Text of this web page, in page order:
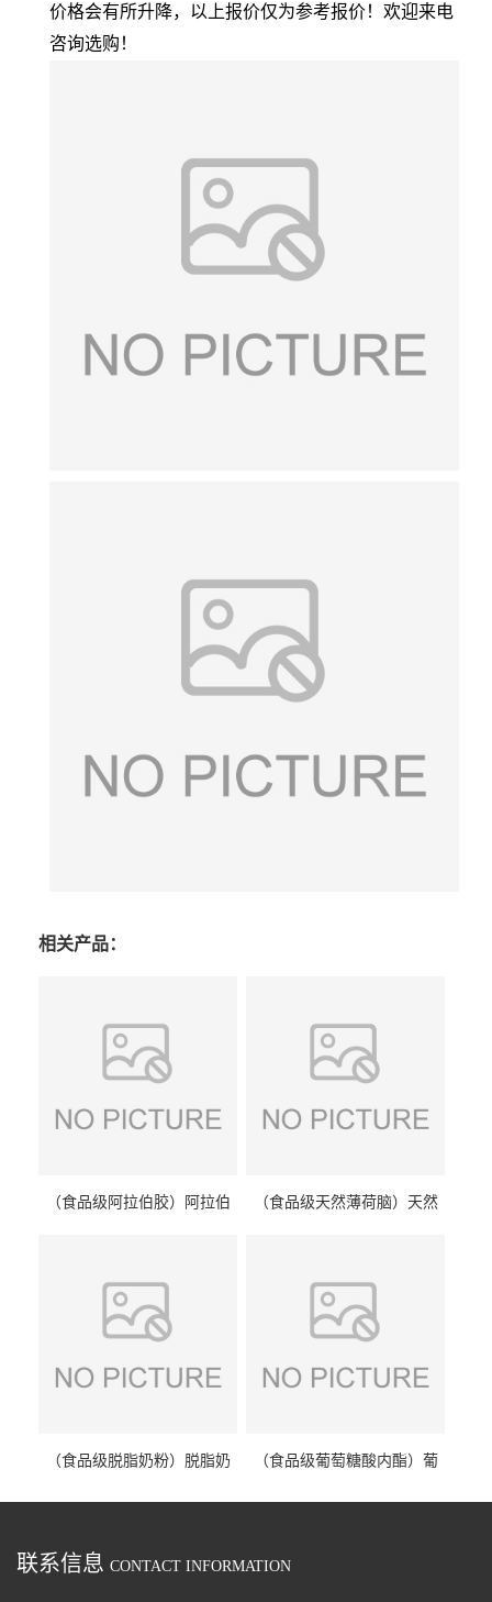
价格会有所升降，以上报价仅为参考报价！欢迎来电
咨询选购！
相关产品：
（食品级阿拉伯胶）阿拉伯
（食品级天然薄荷脑）天然
（食品级脱脂奶粉）脱脂奶
（食品级葡萄糖酸内酯）葡
联系信息 CONTACT INFORMATION